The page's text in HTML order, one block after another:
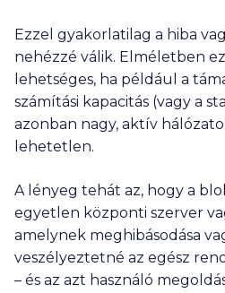
Ezzel gyakorlatilag a hiba
nehézzé válik. Elméletben
lehetséges, ha például a
számítási kapacitás (vagy a
azonban nagy, aktív
lehetetlen.
A lényeg tehát az, hogy a
egyetlen központi szerver
amelynek meghibásodása
veszélyeztetné az egész
– és az azt használó